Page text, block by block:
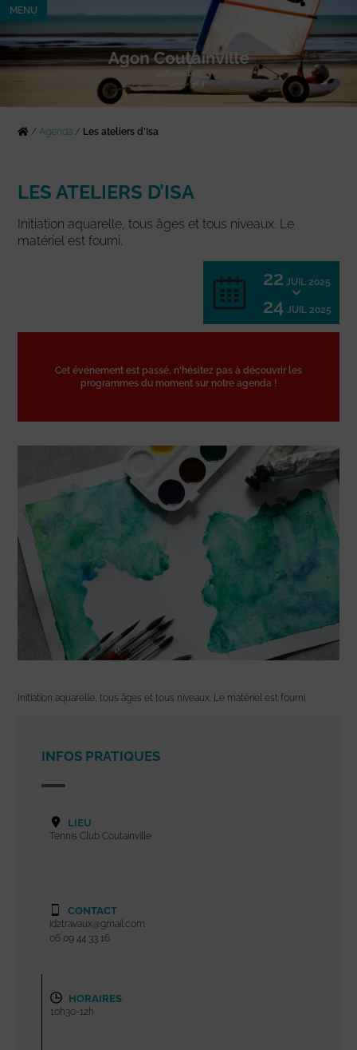
MENU
/Agenda / Les ateliers d’Isa
LES ATELIERS D’ISA
Initiation aquarelle, tous âges et tous niveaux. Le
matériel est fourni.
22 JUIL 2025
24 JUIL 2025
Cet événement est passé, n'hésitez pas à découvrir les
programmes du moment sur notre agenda !
Initiation aquarelle, tous âges et tous niveaux. Le matériel est fourni.
INFOS PRATIQUES
LIEU
Tennis Club Coutainville
CONTACT
id2travaux@gmail.com
06 09 44 33 16
HORAIRES
10h30-12h